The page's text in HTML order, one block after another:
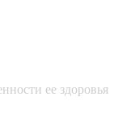
ее здоровья